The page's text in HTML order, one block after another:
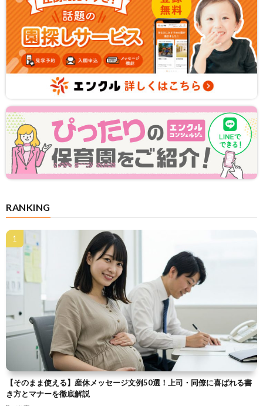
RANKING
【そのまま使える】産休メッセージ文例50選！上司・同僚に喜ばれる書
き方とマナーを徹底解説